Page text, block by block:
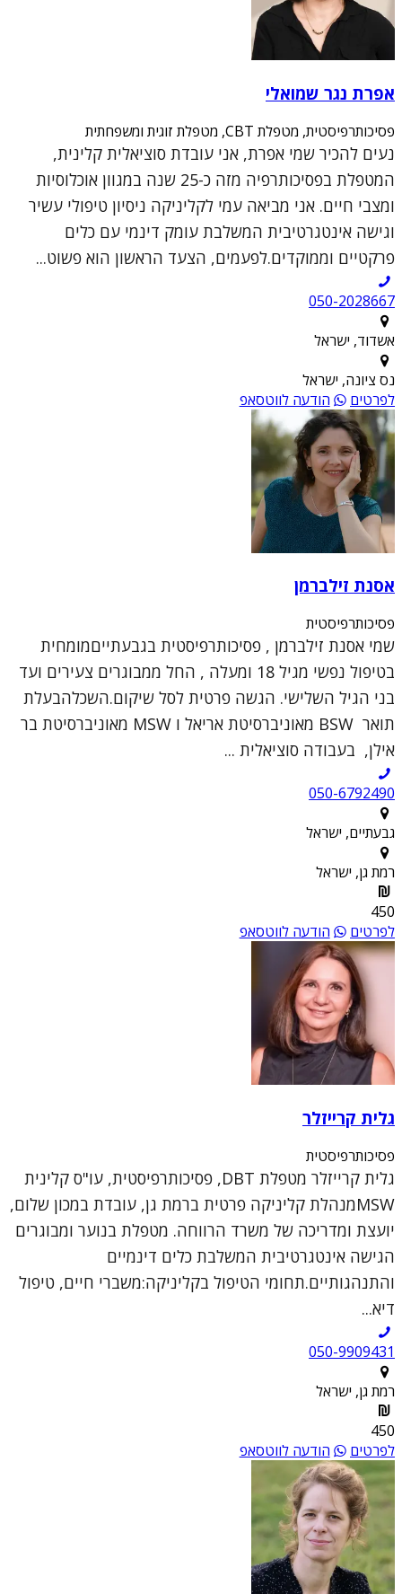
אפרת נגר שמואלי
פסיכותרפיסטית, מטפלת CBT, מטפלת זוגית ומשפחתית
נעים להכיר שמי אפרת, אני עובדת סוציאלית קלינית,
המטפלת בפסיכותרפיה מזה כ-25 שנה במגוון אוכלוסיות
ומצבי חיים. אני מביאה עמי לקליניקה ניסיון טיפולי עשיר
וגישה אינטגרטיבית המשלבת עומק דינמי עם כלים
פרקטיים וממוקדים.לפעמים, הצעד הראשון הוא פשוט...
050-2028667
אשדוד, ישראל
נס ציונה, ישראל
לפרטים
הודעה לווטסאפ
אסנת זילברמן
פסיכותרפיסטית
שמי אסנת זילברמן , פסיכותרפיסטית בגבעתייםמומחית
בטיפול נפשי מגיל 18 ומעלה , החל ממבוגרים צעירים ועד
בני הגיל השלישי. הגשה פרטית לסל שיקום.השכלהבעלת
תואר BSW מאוניברסיטת אריאל ו MSW מאוניברסיטת בר
אילן, בעבודה סוציאלית ...
050-6792490
גבעתיים, ישראל
רמת גן, ישראל
450
לפרטים
הודעה לווטסאפ
גלית קרייזלר
פסיכותרפיסטית
גלית קרייזלר מטפלת DBT, פסיכותרפיסטית, עו"ס קלינית
MSWמנהלת קליניקה פרטית ברמת גן, עובדת במכון שלום,
יועצת ומדריכה של משרד הרווחה. מטפלת בנוער ומבוגרים
הגישה אינטגרטיבית המשלבת כלים דינמיים
והתנהגותיים.תחומי הטיפול בקליניקה:משברי חיים, טיפול
דיא...
050-9909431
רמת גן, ישראל
450
לפרטים
הודעה לווטסאפ